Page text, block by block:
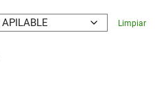
Limpiar